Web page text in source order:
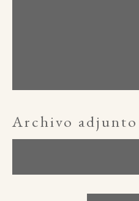
Archivo adjunto